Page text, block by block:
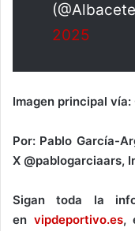
2025
Imagen principal vía:
Por: Pablo García-
X @pablogarciaars,
Sigan toda la
en vipdeportivo.es,